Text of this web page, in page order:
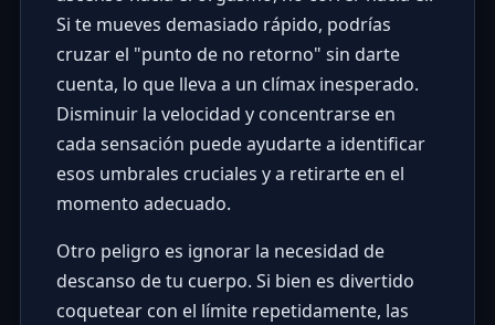
Si te mueves demasiado rápido, podrías
cruzar el "punto de no retorno" sin darte
cuenta, lo que lleva a un clímax inesperado.
Disminuir la velocidad y concentrarse en
cada sensación puede ayudarte a identificar
esos umbrales cruciales y a retirarte en el
momento adecuado.
Otro peligro es ignorar la necesidad de
descanso de tu cuerpo. Si bien es divertido
coquetear con el límite repetidamente, las